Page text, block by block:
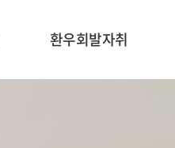
환우회발자취